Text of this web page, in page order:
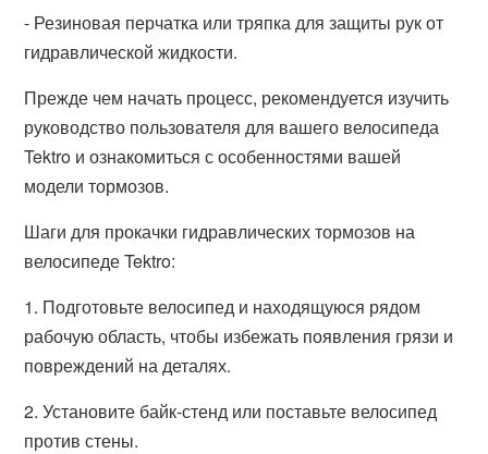
- Резиновая перчатка или тряпка для защиты рук от
гидравлической жидкости.
Прежде чем начать процесс, рекомендуется изучить
руководство пользователя для вашего велосипеда
Tektro и ознакомиться с особенностями вашей
модели тормозов.
Шаги для прокачки гидравлических тормозов на
велосипеде Tektro:
1. Подготовьте велосипед и находящуюся рядом
рабочую область, чтобы избежать появления грязи и
повреждений на деталях.
2. Установите байк-стенд или поставьте велосипед
против стены.